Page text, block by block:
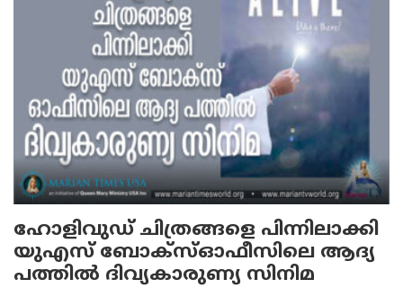
ഹോളിവുഡ് ചിത്രങ്ങളെ പിന്നിലാക്കി
യു‌എസ് ബോക്സ്ഓഫീസിലെ ആദ്യ
പത്തില്‍ ദിവ്യകാരുണ്യ സിനിമ